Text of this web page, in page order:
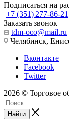
Подписаться на
+7 (351) 277-86-21
Заказать звонок
tdm-ooo@mail.ru
Челябинск,
Вконтакте
Facebook
Twitter
2026 © Торговое
Найти